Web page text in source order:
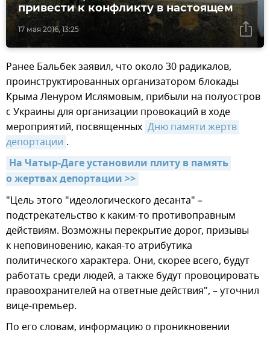
17 мая 2016, 13:25
привести к конфликту в настоящем
Ранее Бальбек заявил, что около 30 радикалов,
проинструктированных организатором блокады
Крыма Ленуром Ислямовым, прибыли на полуостров
с Украины для организации провокаций в ходе
мероприятий, посвященных Дню памяти жертв
депортации .
На Чатыр-Даге установили плиту в память
о жертвах депортации >>
"Цель этого "идеологического десанта" –
подстрекательство к каким-то противоправным
действиям. Возможны перекрытие дорог, призывы
к неповиновению, какая-то атрибутика
политического характера. Они, скорее всего, будут
работать среди людей, а также будут провоцировать
правоохранителей на ответные действия", – уточнил
вице-премьер.
По его словам, информацию о проникновении